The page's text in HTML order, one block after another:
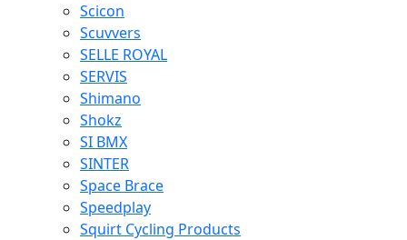
Scicon
Scuvvers
SELLE ROYAL
SERVIS
Shimano
Shokz
SI BMX
SINTER
Space Brace
Speedplay
Squirt Cycling Products